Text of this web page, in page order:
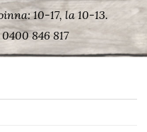
10-17, la 10-13.
846 817